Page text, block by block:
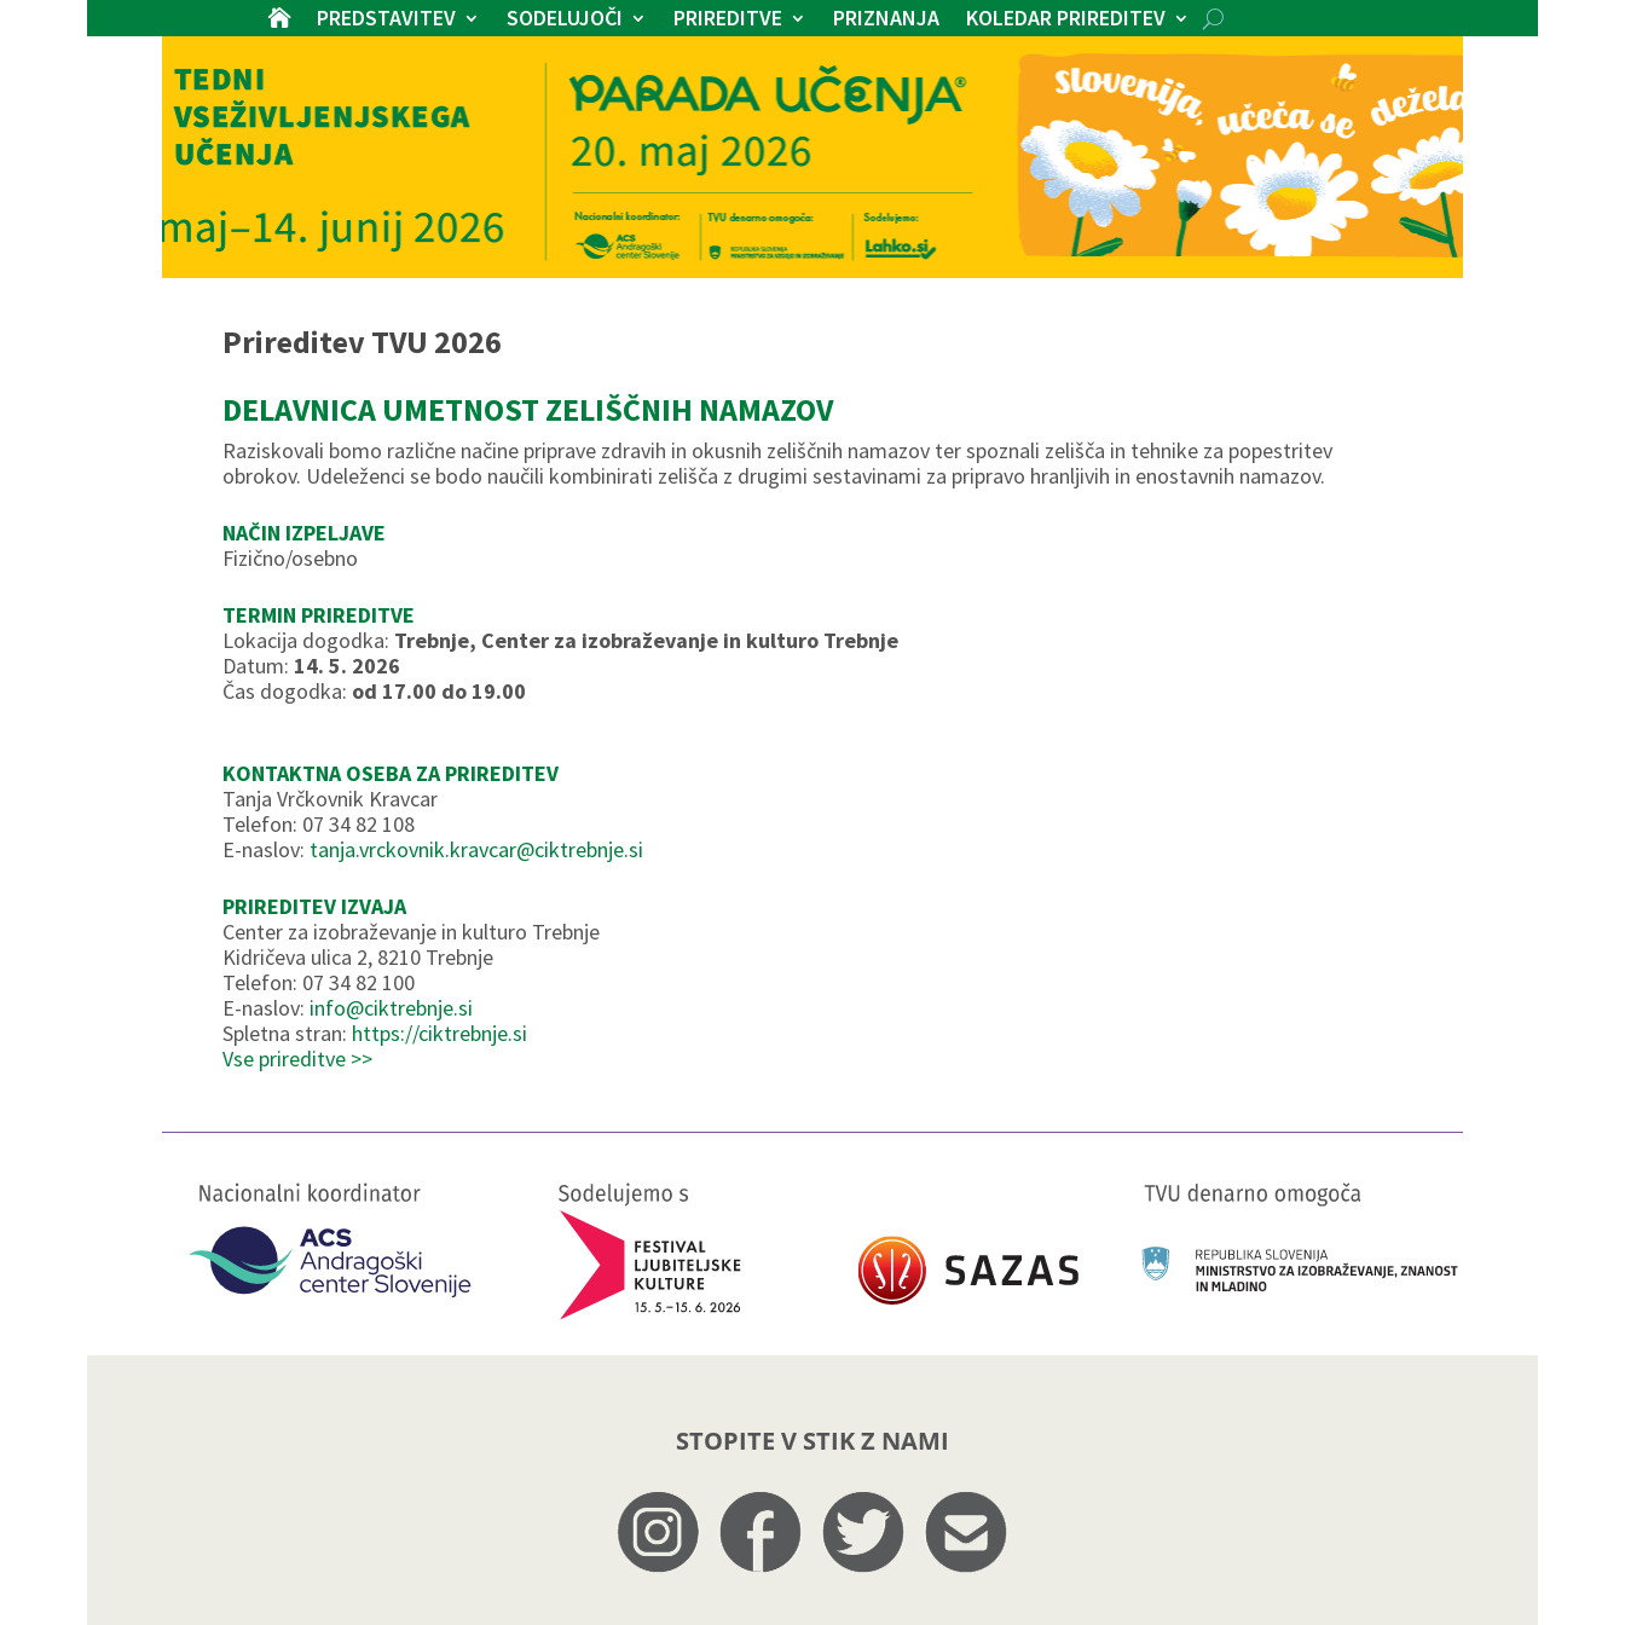
 PREDSTAVITEV SODELUJOČI PRIREDITVE PRIZNANJA KOLEDAR PRIREDITEV
Prireditev TVU 2026
DELAVNICA UMETNOST ZELIŠČNIH NAMAZOV
Raziskovali bomo različne načine priprave zdravih in okusnih zeliščnih namazov ter spoznali zelišča in tehnike za popestritev
obrokov. Udeleženci se bodo naučili kombinirati zelišča z drugimi sestavinami za pripravo hranljivih in enostavnih namazov.
NAČIN IZPELJAVE
Fizično/osebno
TERMIN PRIREDITVE
Lokacija dogodka: Trebnje, Center za izobraževanje in kulturo Trebnje
Datum: 14. 5. 2026
Čas dogodka: od 17.00 do 19.00
KONTAKTNA OSEBA ZA PRIREDITEV
Tanja Vrčkovnik Kravcar
Telefon: 07 34 82 108
E-naslov: tanja.vrckovnik.kravcar@ciktrebnje.si
PRIREDITEV IZVAJA
Center za izobraževanje in kulturo Trebnje
Kidričeva ulica 2, 8210 Trebnje
Telefon: 07 34 82 100
E-naslov: info@ciktrebnje.si
Spletna stran: https://ciktrebnje.si
Vse prireditve >>
STOPITE V STIK Z NAMI